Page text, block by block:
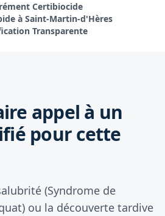
Certibiocide
à Saint-Martin-d'Hères
Transparente
appel à un
pour cette
(Syndrome de
ou la découverte tardive